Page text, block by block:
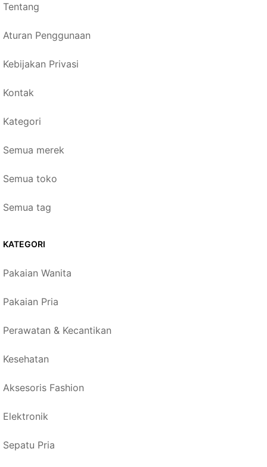
Tentang
Aturan Penggunaan
Kebijakan Privasi
Kontak
Kategori
Semua merek
Semua toko
Semua tag
KATEGORI
Pakaian Wanita
Pakaian Pria
Perawatan & Kecantikan
Kesehatan
Aksesoris Fashion
Elektronik
Sepatu Pria